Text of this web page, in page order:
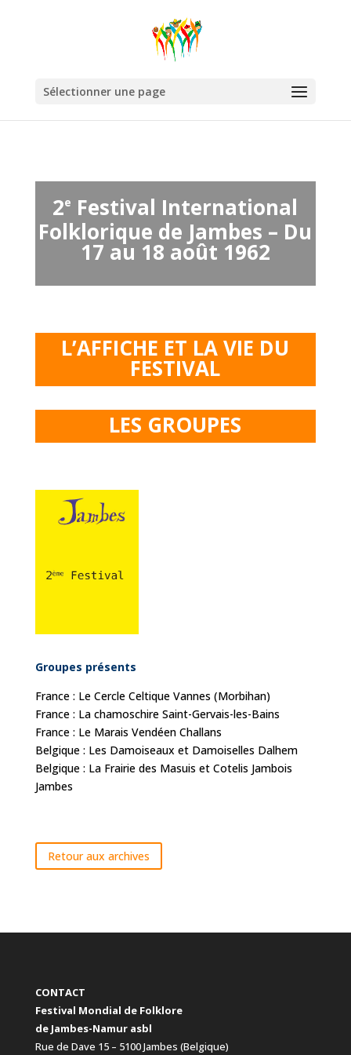
Sélectionner une page
2e Festival International
Folklorique de Jambes – Du
17 au 18 août 1962
L’AFFICHE ET LA VIE DU
FESTIVAL
LES GROUPES
Groupes présents
France : Le Cercle Celtique Vannes (Morbihan)
France : La chamoschire Saint-Gervais-les-Bains
France : Le Marais Vendéen Challans
Belgique : Les Damoiseaux et Damoiselles Dalhem
Belgique : La Frairie des Masuis et Cotelis Jambois
Jambes
Retour aux archives
CONTACT
Festival Mondial de Folklore
de Jambes-Namur asbl
Rue de Dave 15 – 5100 Jambes (Belgique)